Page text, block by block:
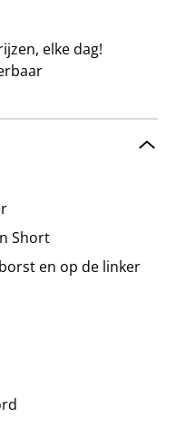
elke dag!
Short
en op de linker